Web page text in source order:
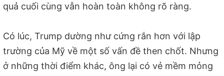
quả cuối cùng vẫn hoàn toàn không rõ ràng.
Có lúc, Trump dường như cứng rắn hơn với lập
trường của Mỹ về một số vấn đề then chốt. Nhưng
ở những thời điểm khác, ông lại có vẻ mềm mỏng